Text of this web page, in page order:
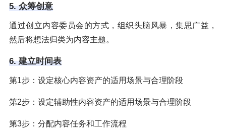
5. 众筹创意
通过创立内容委员会的方式，组织头脑风暴，集思广益，
然后将想法归类为内容主题。
6. 建立时间表
第1步：设定核心内容资产的适用场景与合理阶段
第2步：设定辅助性内容资产的适用场景与合理阶段
第3步：分配内容任务和工作流程